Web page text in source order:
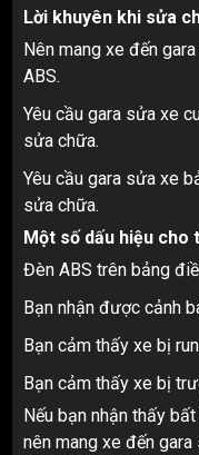
Lời khuyên khi sửa
Nên mang xe đến
ABS.
Yêu cầu gara sửa xe
sửa chữa.
Yêu cầu gara sửa xe
sửa chữa.
Một số dấu hiệu cho
Đèn ABS trên bảng
Bạn nhận được cảnh
Bạn cảm thấy xe bị
Bạn cảm thấy xe bị
Nếu bạn nhận thấy
nên mang xe đến